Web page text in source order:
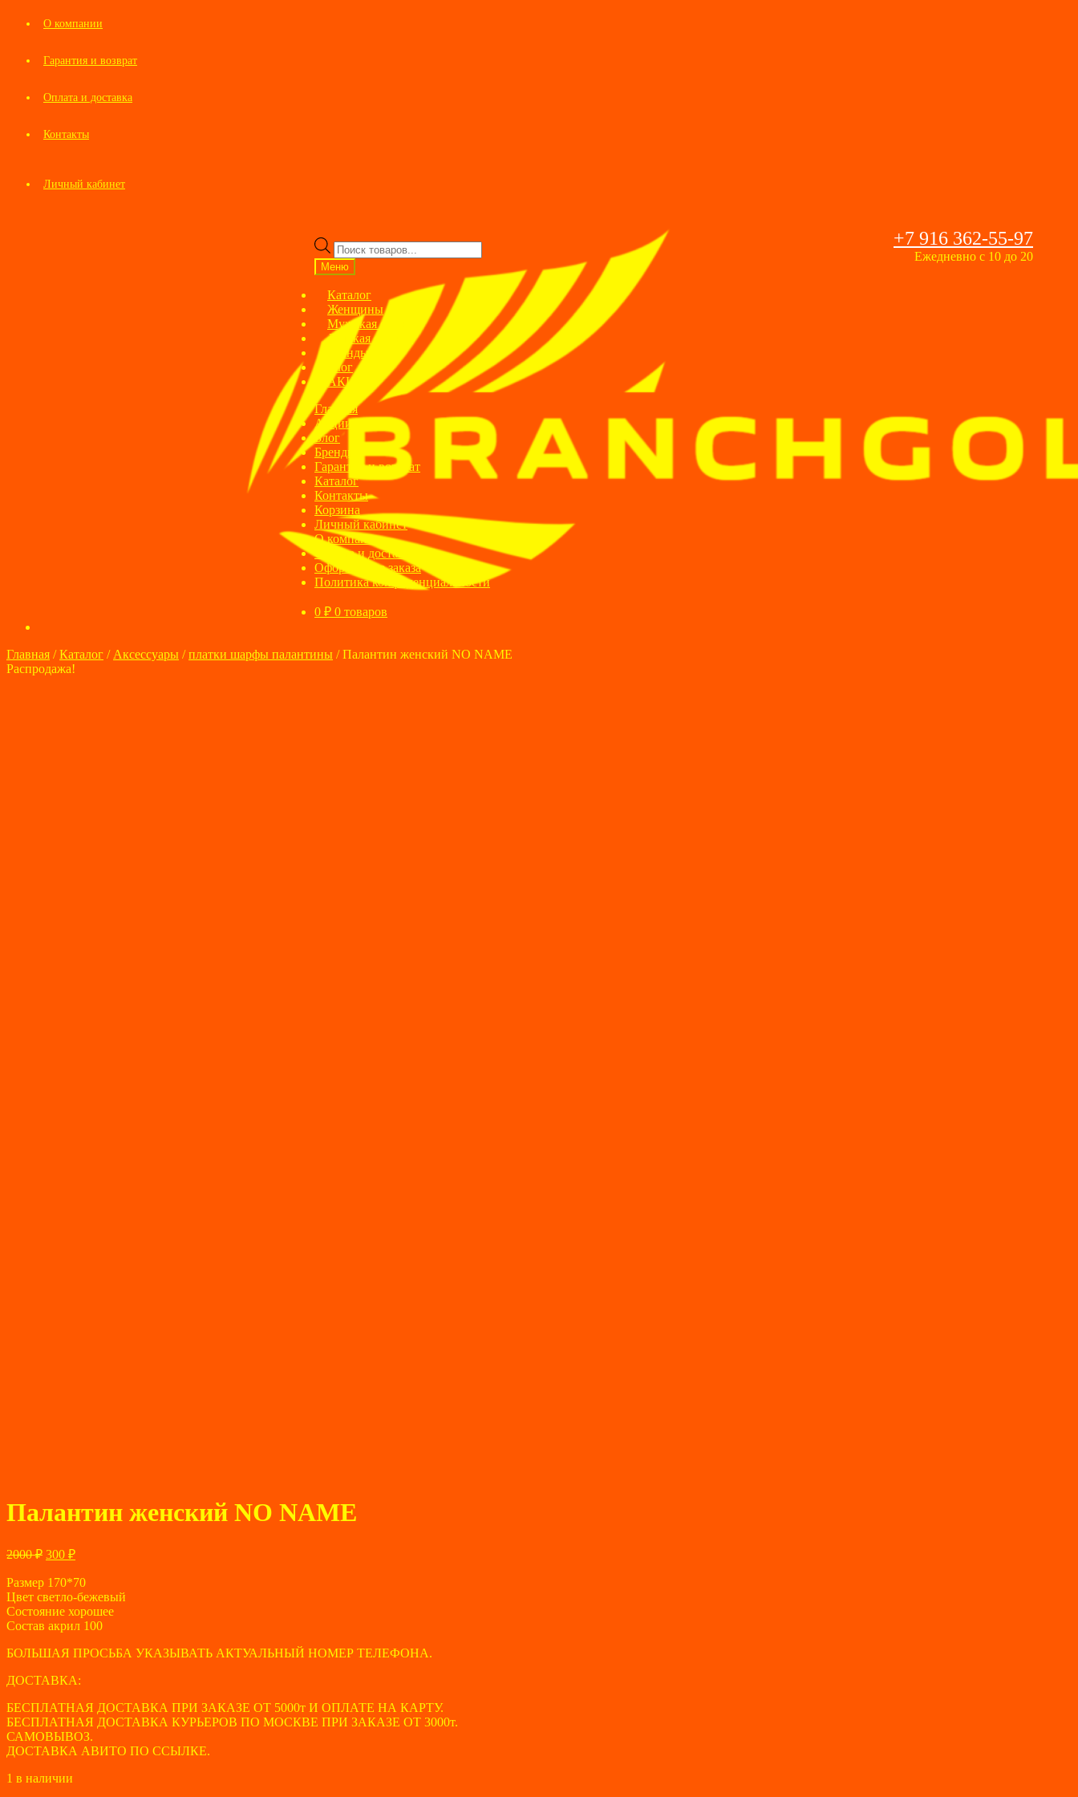
О компании
Гарантия и возврат
Оплата и доставка
Контакты
Личный кабинет
Поиск
товаров
+7 916 362-55-97
Ежедневно с 10 до 20
Меню
Каталог
Женщины
Мужская одежда
Детская одежда
Бренды
Блог
АКЦИИ
Главная
Акции
Блог
Бренды
Гарантия и возврат
Каталог
Контакты
Корзина
Личный кабинет
О компании
Оплата и доставка
Оформление заказа
Политика конфиденциальности
0 ₽ 0 товаров
Главная /Каталог / Аксессуары /платки шарфы палантины /Палантин женский NO NAME
Распродажа!
Палантин женский NO NAME
2000₽ Первоначальная
составляла
2000 ₽.
300 ₽Текущая
300 ₽.
Размер 170*70
Цвет светло-бежевый
Состояние хорошее
Состав акрил 100
БОЛЬШАЯ ПРОСЬБА УКАЗЫВАТЬ АКТУАЛЬНЫЙ НОМЕР ТЕЛЕФОНА.
ДОСТАВКА:
БЕСПЛАТНАЯ ДОСТАВКА ПРИ ЗАКАЗЕ ОТ 5000т И ОПЛАТЕ НА КАРТУ.
БЕСПЛАТНАЯ ДОСТАВКА КУРЬЕРОВ ПО МОСКВЕ ПРИ ЗАКАЗЕ ОТ 3000т.
САМОВЫВОЗ.
ДОСТАВКА АВИТО ПО ССЫЛКЕ.
1 в наличии